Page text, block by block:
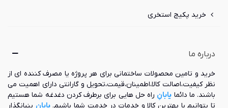
خرید پکیج استخری
درباره ما
خرید و تامین محصولات ساختمانی برای هر پروژه یا مصرف کننده ای از
نظر کیفیت،اصالت کالا،اطمینان،قیمت،تحویل و گارانتی دارای اهمیت می
باشند. ما دائما یابانِ راه حل هایی برای برطرف کردن دغدغه شما هستیم
تا بتوانیم با بهترین کالا و خدمات در خدمت شما باشیم.یابان بنیانگذار